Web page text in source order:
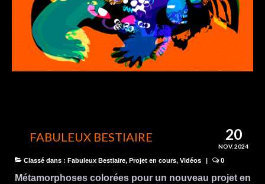
20
NOV. 2024
FABULEUX BESTIAIRE
Classé dans : Fabuleux Bestiaire, Projet en cours, Vidéos 0
Métamorphoses colorées pour un nouveau projet en